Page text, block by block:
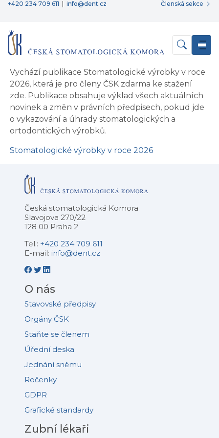
+420 234 709 611 info@dent.cz Členská sekce
Vychází publikace Stomatologické výrobky v roce
2026, která je pro členy ČSK zdarma ke stažení
zde. Publikace obsahuje výklad všech aktuálních
novinek a změn v právních předpisech, pokud jde
o vykazování a úhrady stomatologických a
ortodontických výrobků.
Stomatologické výrobky v roce 2026
Česká stomatologická Komora
Slavojova 270/22
128 00 Praha 2
Tel.: +420 234 709 611
E-mail: info@dent.cz
O nás
Stavovské předpisy
Orgány ČSK
Staňte se členem
Úřední deska
Jednání sněmu
Ročenky
GDPR
Grafické standardy
Zubní lékaři